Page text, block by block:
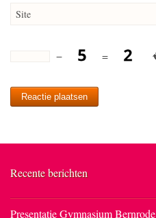
Site
− =
Recente berichten
Presentatie Gymnasium Bernrode